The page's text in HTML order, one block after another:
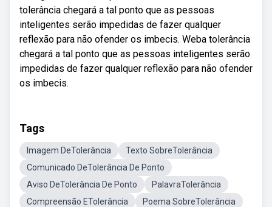
tolerância chegará a tal ponto que as pessoas
inteligentes serão impedidas de fazer qualquer
reflexão para não ofender os imbecis. Weba tolerância
chegará a tal ponto que as pessoas inteligentes serão
impedidas de fazer qualquer reflexão para não ofender
os imbecis.
Tags
Imagem DeTolerância
Texto SobreTolerância
Comunicado DeTolerância De Ponto
Aviso DeTolerância De Ponto
PalavraTolerância
Compreensão ETolerância
Poema SobreTolerância